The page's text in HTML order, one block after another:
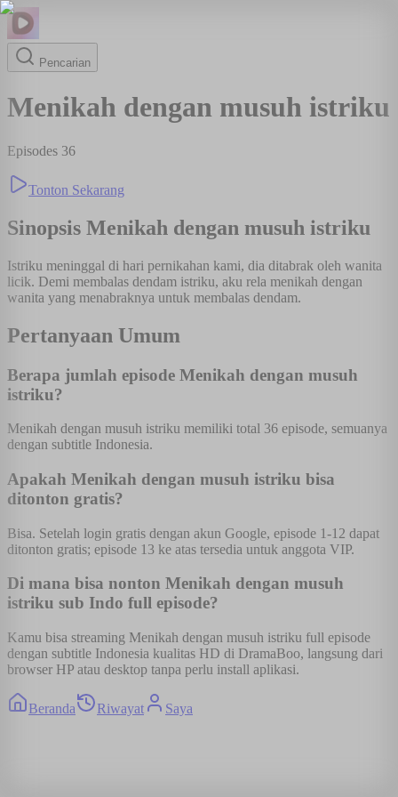
Pencarian
Menikah dengan musuh istriku
Episodes 36
Tonton Sekarang
Sinopsis Menikah dengan musuh istriku
Istriku meninggal di hari pernikahan kami, dia ditabrak oleh wanita
licik. Demi membalas dendam istriku, aku rela menikah dengan
wanita yang menabraknya untuk membalas dendam.
Pertanyaan Umum
Berapa jumlah episode Menikah dengan musuh
istriku?
Menikah dengan musuh istriku memiliki total 36 episode, semuanya
dengan subtitle Indonesia.
Apakah Menikah dengan musuh istriku bisa
ditonton gratis?
Bisa. Setelah login gratis dengan akun Google, episode 1-12 dapat
ditonton gratis; episode 13 ke atas tersedia untuk anggota VIP.
Di mana bisa nonton Menikah dengan musuh
istriku sub Indo full episode?
Kamu bisa streaming Menikah dengan musuh istriku full episode
dengan subtitle Indonesia kualitas HD di DramaBoo, langsung dari
browser HP atau desktop tanpa perlu install aplikasi.
Beranda Riwayat Saya